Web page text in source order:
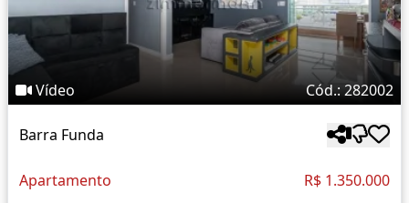
Vídeo Cód.: 282002
Barra Funda
Apartamento R$ 1.350.000